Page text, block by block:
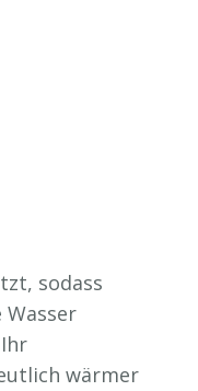
sodass
wärmer